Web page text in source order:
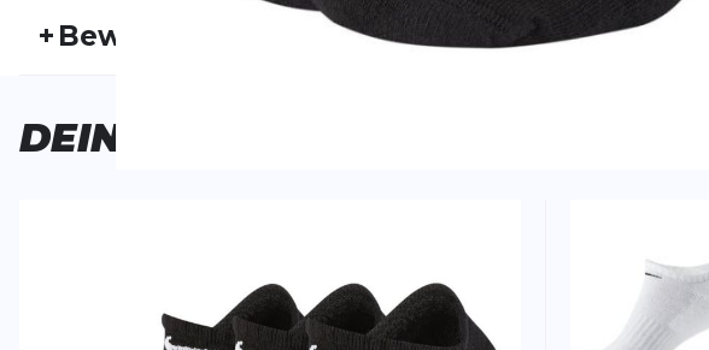
NIKE20FS30017 Fremdartikelnummer:
Geschlecht:
Unisex Aktivitätstyp:
+ Bewertungen
Show Socks (3 Pairs)
DEINE